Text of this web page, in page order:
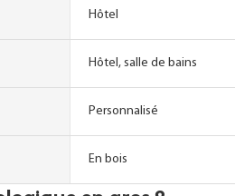
Hôtel
Hôtel, salle de bains
Personnalisé
En bois